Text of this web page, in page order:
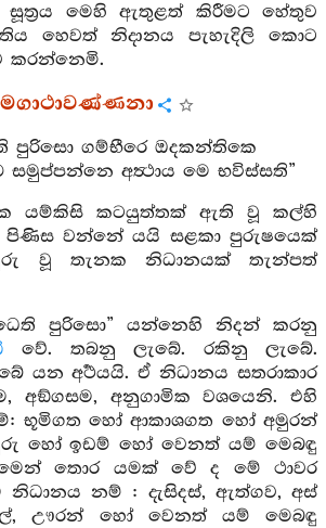
මෙහි ඇතුළත් කිරීමට හේතුව
හෙවත් නිදානය පැහැදිලි කොට
කරන්නෙමි.
පුරිසො ගම්භීරෙ ඔදකන්තිකෙ
සමුප්පන්නෙ අත්‍ථාය මෙ භවිස්සති”
යම්කිසි කටයුත්තක් ඇති වූ කල්හි
පිණිස වන්නේ යයි සළකා පුරුෂයෙක්
වූ තැනක නිධානයක් තැන්පත්
පුරිසො” යන්නෙහි නිදන් කරනු
වේ. තබනු ලැබේ. රකිනු ලැබේ.
යන අර්‍ථයයි. ඒ නිධානය සතරාකාර
අඞ්ගසම, අනුගාමික වශයෙනි. එහි
භූමිගත හෝ ආකාශගත හෝ අමුරන්
හෝ ඉඩම් හෝ වෙනත් යම් මෙබඳු
තොර යමක් වේ ද මේ ථාවර
නිධානය නම් : දැසිදස්, ඇත්ගව, අස්
ඌරන් හෝ වෙනත් යම් මෙබඳු